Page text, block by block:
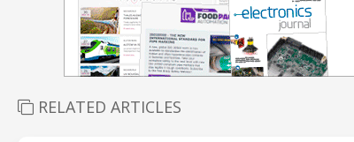
RELATED ARTICLES